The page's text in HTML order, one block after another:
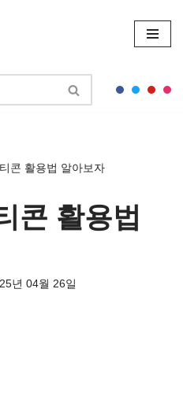
콘 활용법 알아보자
콘 활용법
년 04월 26일